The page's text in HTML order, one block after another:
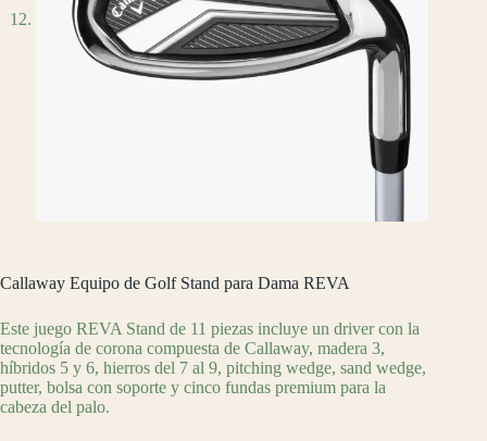
Callaway Equipo de Golf Stand para Dama REVA
Este juego REVA Stand de 11 piezas incluye un driver con la
tecnología de corona compuesta de Callaway, madera 3,
híbridos 5 y 6, hierros del 7 al 9, pitching wedge, sand wedge,
putter, bolsa con soporte y cinco fundas premium para la
cabeza del palo.